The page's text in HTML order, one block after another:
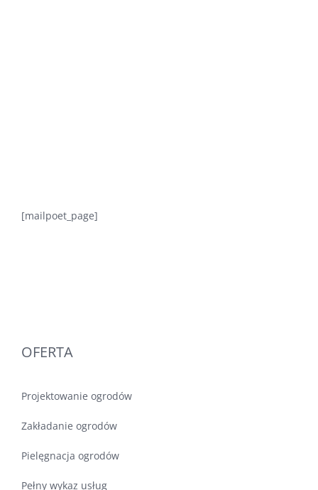
[mailpoet_page]
OFERTA
Projektowanie ogrodów
Zakładanie ogrodów
Pielęgnacja ogrodów
Pełny wykaz usług